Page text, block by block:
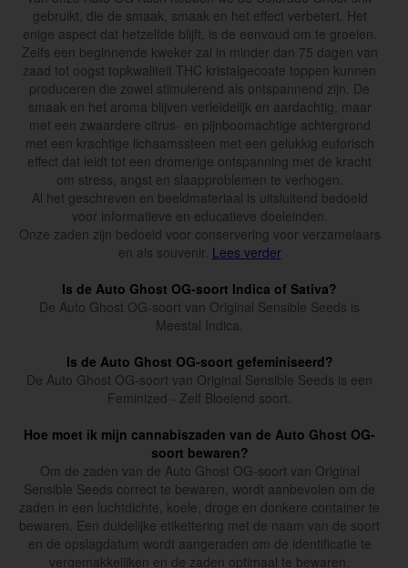
gebruikt, die de smaak, smaak en het effect verbetert. Het
enige aspect dat hetzelfde blijft, is de eenvoud om te groeien.
Zelfs een beginnende kweker zal in minder dan 75 dagen van
zaad tot oogst topkwaliteit THC kristalgecoate toppen kunnen
produceren die zowel stimulerend als ontspannend zijn. De
smaak en het aroma blijven verleidelijk en aardachtig, maar
met een zwaardere citrus- en pijnboomachtige achtergrond
met een krachtige lichaamssteen met een gelukkig euforisch
effect dat leidt tot een dromerige ontspanning met de kracht
om stress, angst en slaapproblemen te verhogen.
Al het geschreven en beeldmateriaal is uitsluitend bedoeld
voor informatieve en educatieve doeleinden.
Onze zaden zijn bedoeld voor conservering voor verzamelaars
en als souvenir. Lees verder
Is de Auto Ghost OG-soort Indica of Sativa?
De Auto Ghost OG-soort van Original Sensible Seeds is
Meestal Indica.
Is de Auto Ghost OG-soort gefeminiseerd?
De Auto Ghost OG-soort van Original Sensible Seeds is een
Feminized - Zelf Bloeiend soort.
Hoe moet ik mijn cannabiszaden van de Auto Ghost OG-
soort bewaren?
Om de zaden van de Auto Ghost OG-soort van Original
Sensible Seeds correct te bewaren, wordt aanbevolen om de
zaden in een luchtdichte, koele, droge en donkere container te
bewaren. Een duidelijke etikettering met de naam van de soort
en de opslagdatum wordt aangeraden om de identificatie te
vergemakkelijken en de zaden optimaal te bewaren.